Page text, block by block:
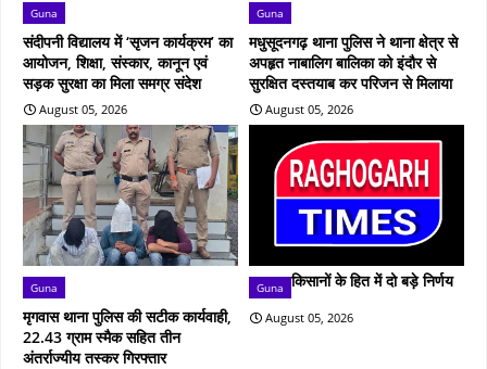
Guna
संदीपनी विद्यालय में ‘सृजन कार्यक्रम’ का
आयोजन, शिक्षा, संस्कार, कानून एवं
सड़क सुरक्षा का मिला समग्र संदेश
August 05, 2026
Guna
मधुसूदनगढ़ थाना पुलिस ने थाना क्षेत्र से
अपहृत नाबालिग बालिका को इंदौर से
सुरक्षित दस्तयाब कर परिजन से मिलाया
August 05, 2026
Guna
मृगवास थाना पुलिस की सटीक कार्यवाही,
22.43 ग्राम स्मैक सहित तीन
अंतर्राज्यीय तस्कर गिरफ्तार
Guna किसानों के हित में दो बड़े निर्णय
August 05, 2026